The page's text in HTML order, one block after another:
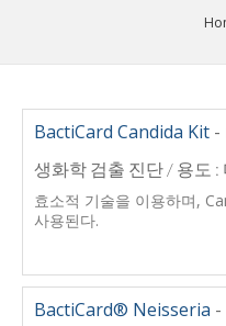
BactiCard Candida Kit -
생화학 검출 진단 / 용도 :
효소적 기술을 이용하며,
사용된다.
BactiCard® Neisseria -